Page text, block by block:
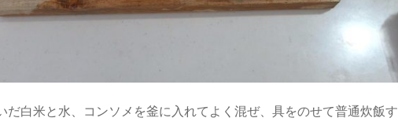
白米と水、コンソメを釜に入れてよく混ぜ、具をのせて普通炊飯す